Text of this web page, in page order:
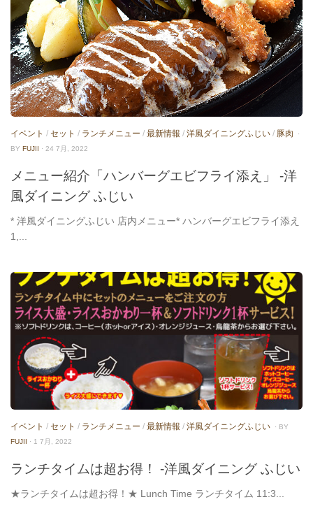
イベント / セット / ランチメニュー / 最新情報 / 洋風ダイニングふじい / 豚肉
·
BY FUJII · 24 7月, 2022
メニュー紹介「ハンバーグエビフライ添え」 -洋
風ダイニング ふじい
* 洋風ダイニングふじい 店内メニュー* ハンバーグエビフライ添え
1,...
イベント / セット / ランチメニュー / 最新情報 / 洋風ダイニングふじい
· BY
FUJII · 1 7月, 2022
ランチタイムは超お得！ -洋風ダイニング ふじい
★ランチタイムは超お得！★ Lunch Time ランチタイム 11:3...